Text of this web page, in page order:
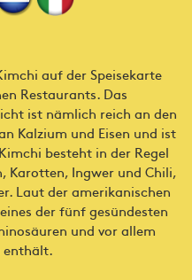
auf der Speisekarte
Restaurants. Das
ist nämlich reich an den
Kalzium und Eisen und ist
besteht in der Regel
Karotten, Ingwer und Chili,
Laut der amerikanischen
der fünf gesündesten
und vor allem
enthält.